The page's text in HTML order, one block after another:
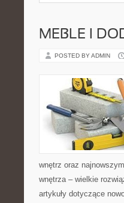
MEBLE I
POSTED BY ADMIN
wnętrz oraz
wnętrza – wielkie
artykuły dotyczące